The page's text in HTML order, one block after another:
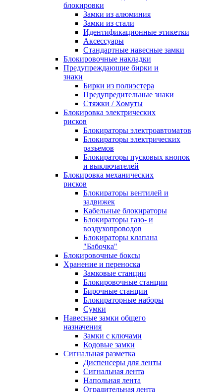
блокировки
Замки из алюминия
Замки из стали
Идентификационные этикетки
Аксессуары
Стандартные навесные замки
Блокировочные накладки
Предупреждающие бирки и
знаки
Бирки из полиэстера
Предупредительные знаки
Стяжки / Хомуты
Блокировка электрических
рисков
Блокираторы электроавтоматов
Блокираторы электрических
разъемов
Блокираторы пусковых кнопок
и выключателей
Блокировка механических
рисков
Блокираторы вентилей и
задвижек
Кабельные блокираторы
Блокираторы газо- и
воздухопроводов
Блокираторы клапана
"Бабочка"
Блокировочные боксы
Хранение и переноска
Замковые станции
Блокировочные станции
Бирочные станции
Блокираторные наборы
Сумки
Навесные замки общего
назначения
Замки с ключами
Кодовые замки
Сигнальная разметка
Диспенсеры для ленты
Сигнальная лента
Напольная лента
Оградительная лента